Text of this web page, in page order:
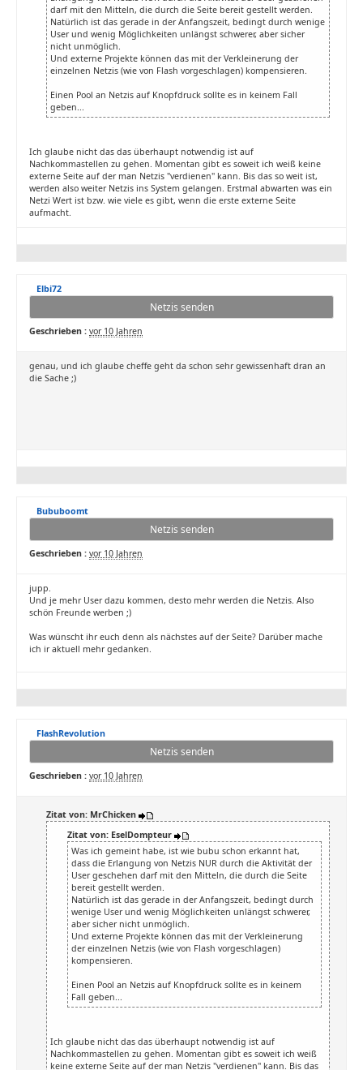
darf mit den Mitteln, die durch die Seite bereit gestellt werden.
Natürlich ist das gerade in der Anfangszeit, bedingt durch wenige
User und wenig Möglichkeiten unlängst schwerer, aber sicher
nicht unmöglich.
Und externe Projekte können das mit der Verkleinerung der
einzelnen Netzis (wie von Flash vorgeschlagen) kompensieren.
Einen Pool an Netzis auf Knopfdruck sollte es in keinem Fall
geben...
Ich glaube nicht das das überhaupt notwendig ist auf
Nachkommastellen zu gehen. Momentan gibt es soweit ich weiß keine
externe Seite auf der man Netzis "verdienen" kann. Bis das so weit ist,
werden also weiter Netzis ins System gelangen. Erstmal abwarten was ein
Netzi Wert ist bzw. wie viele es gibt, wenn die erste externe Seite
aufmacht.
Elbi72
Netzis senden
Geschrieben : vor 10 Jahren
genau, und ich glaube cheffe geht da schon sehr gewissenhaft dran an
die Sache ;)
Bububoomt
Netzis senden
Geschrieben : vor 10 Jahren
jupp.
Und je mehr User dazu kommen, desto mehr werden die Netzis. Also
schön Freunde werben ;)
Was wünscht ihr euch denn als nächstes auf der Seite? Darüber mache
ich ir aktuell mehr gedanken.
FlashRevolution
Netzis senden
Geschrieben : vor 10 Jahren
Zitat von: MrChicken
Zitat von: EselDompteur
Was ich gemeint habe, ist wie bubu schon erkannt hat,
dass die Erlangung von Netzis NUR durch die Aktivität der
User geschehen darf mit den Mitteln, die durch die Seite
bereit gestellt werden.
Natürlich ist das gerade in der Anfangszeit, bedingt durch
wenige User und wenig Möglichkeiten unlängst schwerer,
aber sicher nicht unmöglich.
Und externe Projekte können das mit der Verkleinerung
der einzelnen Netzis (wie von Flash vorgeschlagen)
kompensieren.
Einen Pool an Netzis auf Knopfdruck sollte es in keinem
Fall geben...
Ich glaube nicht das das überhaupt notwendig ist auf
Nachkommastellen zu gehen. Momentan gibt es soweit ich weiß
keine externe Seite auf der man Netzis "verdienen" kann. Bis das